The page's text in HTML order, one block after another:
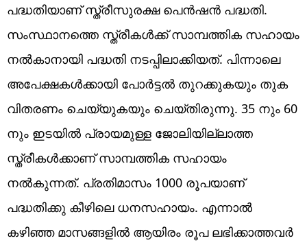
പദ്ധതിയാണ് സ്ത്രീസുരക്ഷ പെൻഷൻ പദ്ധതി.
സംസ്ഥാനത്തെ സ്ത്രീകൾക്ക് സാമ്പത്തിക സഹായം
നൽകാനായി പദ്ധതി നടപ്പിലാക്കിയത്. പിന്നാലെ
അപേക്ഷകൾക്കായി പോർട്ടൽ തുറക്കുകയും തുക
വിതരണം ചെയ്യുകയും ചെയ്തിരുന്നു. 35 നും 60
നും ഇടയില്‍ പ്രായമുള്ള ജോലിയില്ലാത്ത
സ്ത്രീകള്‍ക്കാണ് സാമ്പത്തിക സഹായം
നൽകുന്നത്. പ്രതിമാസം 1000 രൂപയാണ്
പദ്ധതിക്കു കീഴിലെ ധനസഹായം. എന്നാൽ
കഴിഞ്ഞ മാസങ്ങളിൽ ആയിരം രൂപ ലഭിക്കാത്തവർ